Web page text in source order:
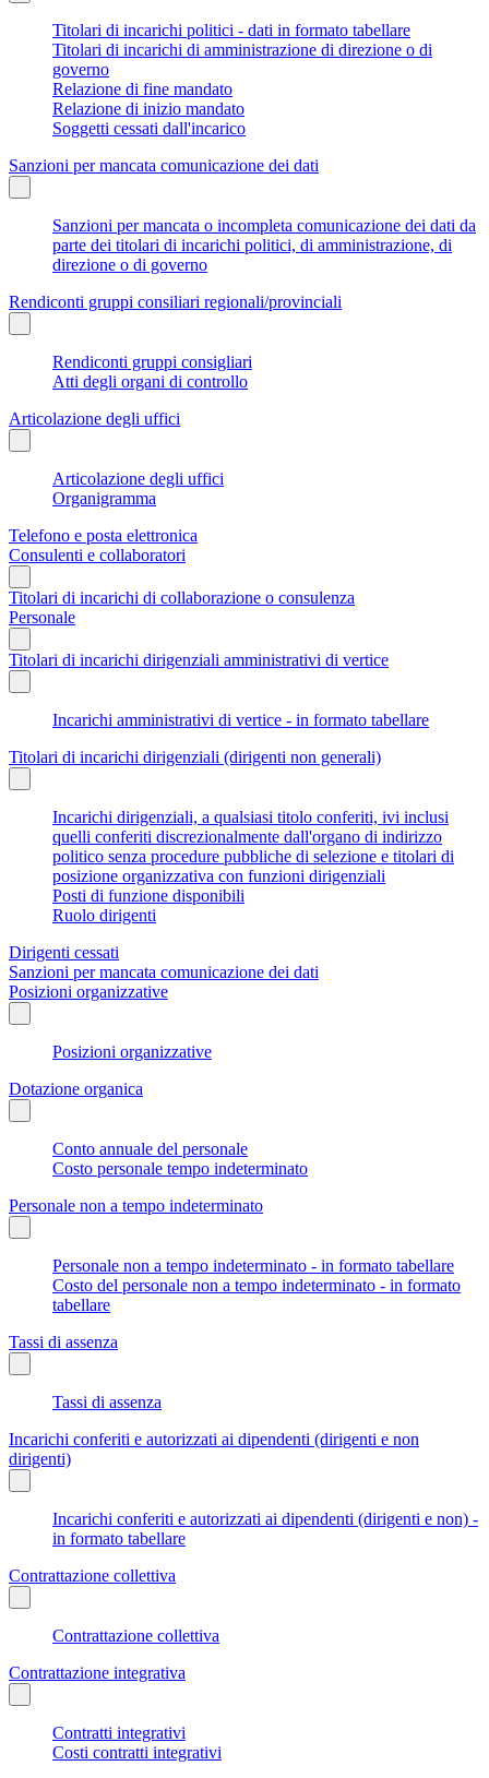
Titolari di incarichi politici - dati in formato tabellare
Titolari di incarichi di amministrazione di direzione o di
governo
Relazione di fine mandato
Relazione di inizio mandato
Soggetti cessati dall'incarico
Sanzioni per mancata comunicazione dei dati
Sanzioni per mancata o incompleta comunicazione dei dati da
parte dei titolari di incarichi politici, di amministrazione, di
direzione o di governo
Rendiconti gruppi consiliari regionali/provinciali
Rendiconti gruppi consigliari
Atti degli organi di controllo
Articolazione degli uffici
Articolazione degli uffici
Organigramma
Telefono e posta elettronica
Consulenti e collaboratori
Titolari di incarichi di collaborazione o consulenza
Personale
Titolari di incarichi dirigenziali amministrativi di vertice
Incarichi amministrativi di vertice - in formato tabellare
Titolari di incarichi dirigenziali (dirigenti non generali)
Incarichi dirigenziali, a qualsiasi titolo conferiti, ivi inclusi
quelli conferiti discrezionalmente dall'organo di indirizzo
politico senza procedure pubbliche di selezione e titolari di
posizione organizzativa con funzioni dirigenziali
Posti di funzione disponibili
Ruolo dirigenti
Dirigenti cessati
Sanzioni per mancata comunicazione dei dati
Posizioni organizzative
Posizioni organizzative
Dotazione organica
Conto annuale del personale
Costo personale tempo indeterminato
Personale non a tempo indeterminato
Personale non a tempo indeterminato - in formato tabellare
Costo del personale non a tempo indeterminato - in formato
tabellare
Tassi di assenza
Tassi di assenza
Incarichi conferiti e autorizzati ai dipendenti (dirigenti e non
dirigenti)
Incarichi conferiti e autorizzati ai dipendenti (dirigenti e non) -
in formato tabellare
Contrattazione collettiva
Contrattazione collettiva
Contrattazione integrativa
Contratti integrativi
Costi contratti integrativi